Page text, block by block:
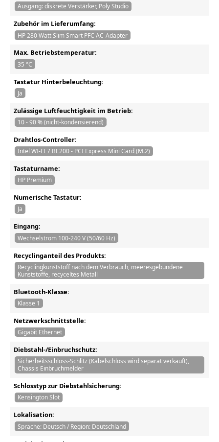
Ausgang: diskrete Verstärker, Poly Studio
Zubehör im Lieferumfang:
HP 280 Watt Slim Smart PFC AC-Adapter
Max. Betriebstemperatur:
35 °C
Tastatur Hinterbeleuchtung:
Ja
Zulässige Luftfeuchtigkeit im Betrieb:
10 - 90 % (nicht-kondensierend)
Drahtlos-Controller:
Intel WI-FI 7 BE200 - PCI Express Mini Card (M.2)
Tastaturname:
HP Premium
Numerische Tastatur:
Ja
Eingang:
Wechselstrom 100-240 V (50/60 Hz)
Recyclinganteil des Produkts:
Recyclingkunststoff nach dem Verbrauch, meeresgebundene
Kunststoffe, recyceltes Metall
Bluetooth-Klasse:
Klasse 1
Netzwerkschnittstelle:
Gigabit Ethernet
Diebstahl-/Einbruchschutz:
Sicherheitsschloss-Schlitz (Kabelschloss wird separat verkauft),
Chassis Einbruchmelder
Schlosstyp zur Diebstahlsicherung:
Kensington Slot
Lokalisation:
Sprache: Deutsch / Region: Deutschland